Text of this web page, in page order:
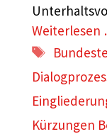
Kürzungen